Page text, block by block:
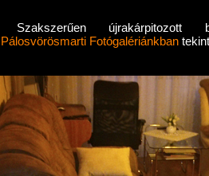
Szakszerűen újrakárpitozott
Pálosvörösmarti Fotógalériánkban